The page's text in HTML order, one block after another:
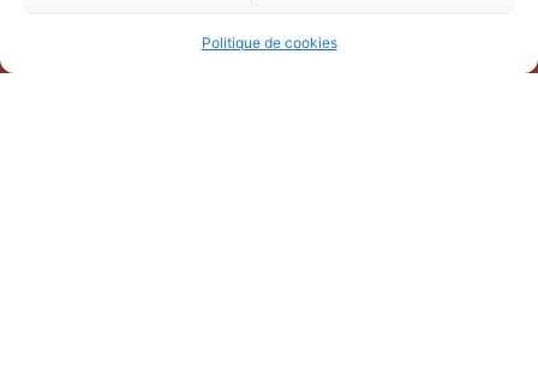
Politique de cookies